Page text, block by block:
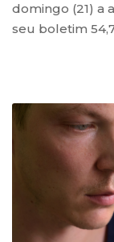
domingo (21) a
seu boletim